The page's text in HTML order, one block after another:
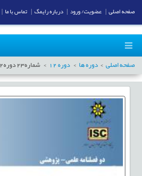
صفحه اصلی دوره ها دوره12 شماره23دوره12
صفحه اصلی عضویت/ ورود درباره رایمگ تماس با ما